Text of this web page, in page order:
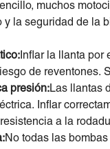
muchos
y la seguridad de la
Inflar la llanta
de
presión:Las llantas
Inflar
a la
No todas las